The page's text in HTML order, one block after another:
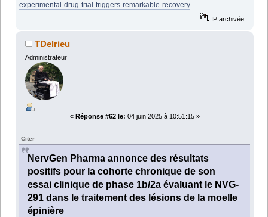
experimental-drug-trial-triggers-remarkable-recovery
IP archivée
TDelrieu
Administrateur
« Réponse #62 le: 04 juin 2025 à 10:51:15 »
Citer
NervGen Pharma annonce des résultats
positifs pour la cohorte chronique de son
essai clinique de phase 1b/2a évaluant le NVG-
291 dans le traitement des lésions de la moelle
épinière